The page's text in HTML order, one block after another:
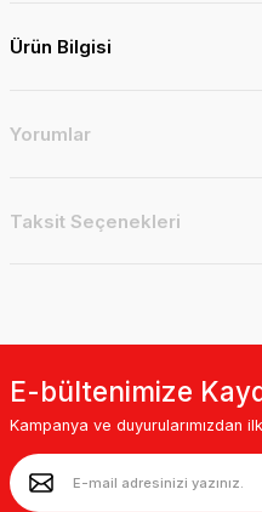
Ürün Bilgisi
Yorumlar
Taksit Seçenekleri
E-bültenimize
Kampanya ve duyurularımızdan